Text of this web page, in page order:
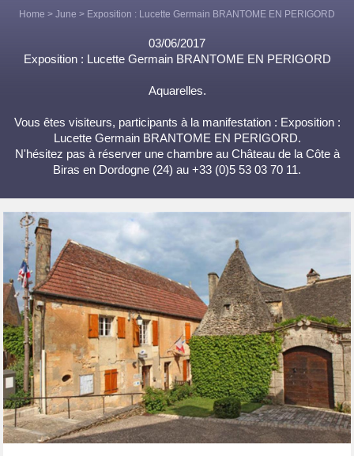
Home > June > Exposition : Lucette Germain BRANTOME EN PERIGORD
03/06/2017
Exposition : Lucette Germain BRANTOME EN PERIGORD
Aquarelles.
Vous êtes visiteurs, participants à la manifestation : Exposition :
Lucette Germain BRANTOME EN PERIGORD.
N'hésitez pas à réserver une chambre au Château de la Côte à
Biras en Dordogne (24) au +33 (0)5 53 03 70 11.